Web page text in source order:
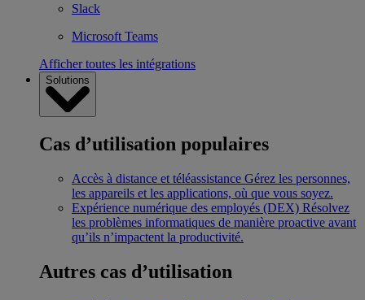
Slack
Microsoft Teams
Afficher toutes les intégrations
Solutions
Cas d’utilisation populaires
Accès à distance et téléassistance Gérez les personnes,
les appareils et les applications, où que vous soyez.
Expérience numérique des employés (DEX) Résolvez
les problèmes informatiques de manière proactive avant
qu’ils n’impactent la productivité.
Autres cas d’utilisation